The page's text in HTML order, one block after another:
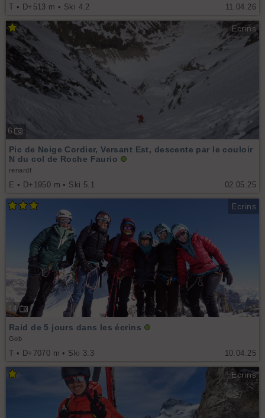
11.04.26
T • D+513 m • Ski 4.2
Ecrins
6
02.05.25
Pic de Neige Cordier, Versant Est, descente par le couloir
N du col de Roche Faurio
renardf
E • D+1950 m • Ski 5.1
Ecrins
14
10.04.25
Raid de 5 jours dans les écrins
Gob
T • D+7070 m • Ski 3.3
Ecrins